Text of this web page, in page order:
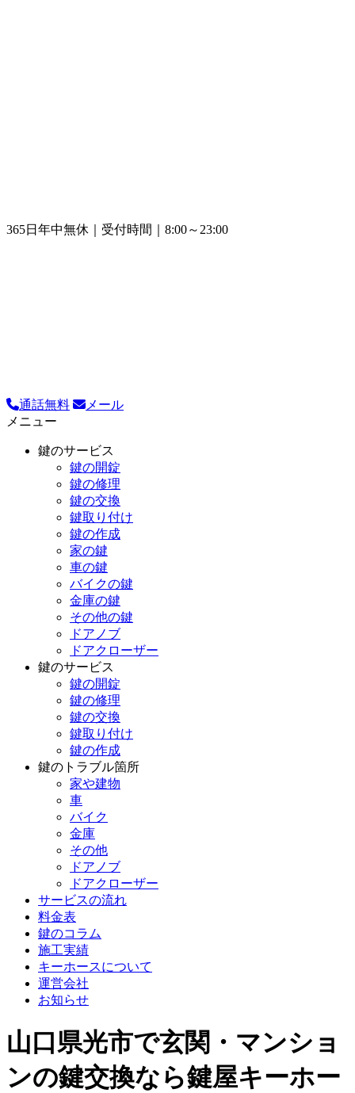
365日年中無休｜受付時間｜8:00～23:00
通話無料
メール
メニュー
鍵のサービス
鍵の開錠
鍵の修理
鍵の交換
鍵取り付け
鍵の作成
家の鍵
車の鍵
バイクの鍵
金庫の鍵
その他の鍵
ドアノブ
ドアクローザー
鍵のサービス
鍵の開錠
鍵の修理
鍵の交換
鍵取り付け
鍵の作成
鍵のトラブル箇所
家や建物
車
バイク
金庫
その他
ドアノブ
ドアクローザー
サービスの流れ
料金表
鍵のコラム
施工実績
キーホースについて
運営会社
お知らせ
山口県光市で玄関・マンショ
ンの鍵交換なら鍵屋キーホー